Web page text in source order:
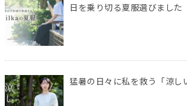
日を乗り切る夏服選びました
猛暑の日々に私を救う「涼し